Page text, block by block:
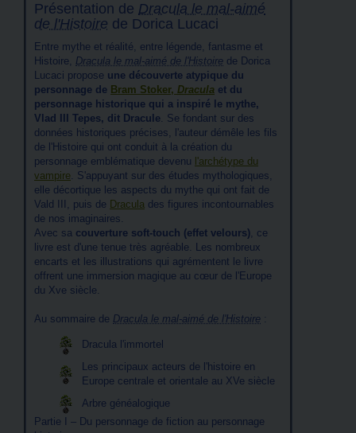
Présentation de Dracula le mal-aimé
de l'Histoire de Dorica Lucaci
Entre mythe et réalité, entre légende, fantasme et
Histoire, Dracula le mal-aimé de l'Histoire de Dorica
Lucaci propose une découverte atypique du
personnage de Bram Stoker, Dracula et du
personnage historique qui a inspiré le mythe,
Vlad III Tepes, dit Dracule. Se fondant sur des
données historiques précises, l'auteur démêle les fils
de l'Histoire qui ont conduit à la création du
personnage emblématique devenu l'archétype du
vampire. S'appuyant sur des études mythologiques,
elle décortique les aspects du mythe qui ont fait de
Vald III, puis de Dracula des figures incontournables
de nos imaginaires.
Avec sa couverture soft-touch (effet velours), ce
livre est d'une tenue très agréable. Les nombreux
encarts et les illustrations qui agrémentent le livre
offrent une immersion magique au cœur de l'Europe
du Xve siècle.
Au sommaire de Dracula le mal-aimé de l'Histoire :
Dracula l'immortel
Les principaux acteurs de l'histoire en
Europe centrale et orientale au XVe siècle
Arbre généalogique
Partie I – Du personnage de fiction au personnage